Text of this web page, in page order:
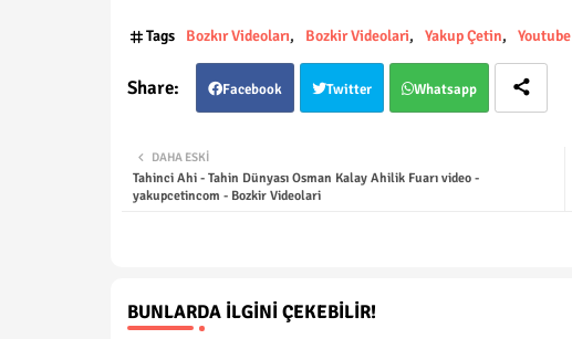
Tags Bozkır Videoları Bozkir Videolari Yakup Çetin Youtube
Facebook Twitter Whatsapp
DAHA ESKI
Tahinci Ahi - Tahin Dünyası Osman Kalay Ahilik Fuarı video -
yakupcetincom - Bozkir Videolari
BUNLARDA İLGINI ÇEKEBILIR!